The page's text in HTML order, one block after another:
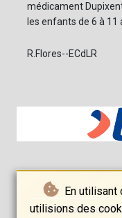
En utilisant
utilisions des
médicament
les enfants de 6 à 11
R.Flores--ECdLR
© El Comercio